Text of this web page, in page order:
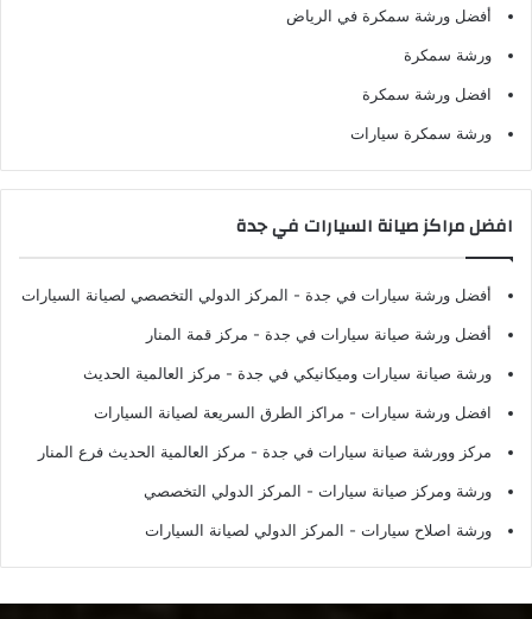
أفضل ورشة سمكرة في الرياض
ورشة سمكرة
افضل ورشة سمكرة
ورشة سمكرة سيارات
افضل مراكز صيانة السيارات في جدة
أفضل ورشة سيارات في جدة - المركز الدولي التخصصي لصيانة السيارات
أفضل ورشة صيانة سيارات في جدة - مركز قمة المنار
ورشة صيانة سيارات وميكانيكي في جدة - مركز العالمية الحديث
افضل ورشة سيارات - مراكز الطرق السريعة لصيانة السيارات
مركز وورشة صيانة سيارات في جدة - مركز العالمية الحديث فرع المنار
ورشة ومركز صيانة سيارات - المركز الدولي التخصصي
ورشة اصلاح سيارات - المركز الدولي لصيانة السيارات